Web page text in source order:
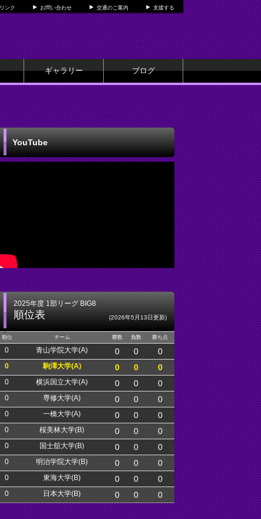
リンク お問い合わせ 交通のご案内 支援する
ギャラリー ブログ
YouTube
2025年度 1部リーグ BIG8
順位表 (2026年5月13日更新)
順位 チーム 勝数 負数 勝ち点
0 青山学院大学(A) 0 0 0
0 駒澤大学(A) 0 0 0
0 横浜国立大学(A) 0 0 0
0 専修大学(A) 0 0 0
0 一橋大学(A) 0 0 0
0 桜美林大学(B) 0 0 0
0 国士舘大学(B) 0 0 0
0 明治学院大学(B) 0 0 0
0 東海大学(B) 0 0 0
0 日本大学(B) 0 0 0